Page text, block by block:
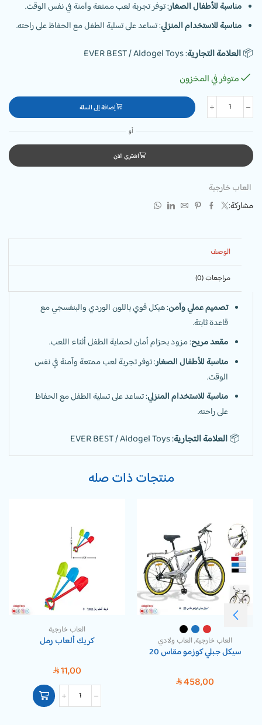
مناسبة للأطفال الصغار: توفر تجربة لعب ممتعة وآمنة في نفس الوقت.
مناسبة للاستخدام المنزلي: تساعد على تسلية الطفل مع الحفاظ على راحته.
📦العلامة التجارية: EVER BEST / Aldogel Toys
متوفر في المخزون
إضافة إلى السلة
أو
اشتري الان
العاب خارجية
مشاركة:
الوصف
مراجعات (0)
تصميم عملي وآمن: هيكل قوي باللون الوردي والبنفسجي مع
قاعدة ثابتة.
مقعد مريح: مزود بحزام أمان لحماية الطفل أثناء اللعب.
مناسبة للأطفال الصغار: توفر تجربة لعب ممتعة وآمنة في نفس
الوقت.
مناسبة للاستخدام المنزلي: تساعد على تسلية الطفل مع الحفاظ
على راحته.
📦العلامة التجارية: EVER BEST / Aldogel Toys
منتجات ذات صله
العاب خارجية,العاب ولادي
سيكل جبلي كوزمو مقاس 20
SAR458,00
العاب خارجية
كريك ألعاب رمل
SAR11,00